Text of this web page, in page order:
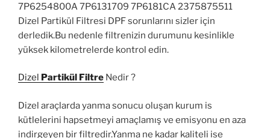
7P6254800A 7P6131709 7P6181CA 2375875511
Dizel Partikül Filtresi DPF sorunlarını sizler için
derledik.Bu nedenle filtrenizin durumunu kesinlikle
yüksek kilometrelerde kontrol edin.
Dizel Partikül Filtre Nedir ?
Dizel araçlarda yanma sonucu oluşan kurum is
kütlelerini hapsetmeyi amaçlamış ve emisyonu en aza
indirgeyen bir filtredir.Yanma ne kadar kaliteli ise